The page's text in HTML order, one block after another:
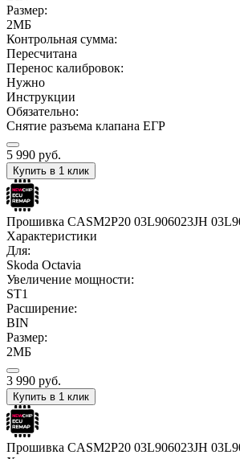
Размер:
2МБ
Контрольная сумма:
Пересчитана
Перенос калибровок:
Нужно
Инструкции
Обязательно:
Снятие разъема клапана ЕГР
5 990 руб.
Купить в 1 клик
Прошивка CASM2P20 03L906023JH
Характеристики
Для:
Skoda Octavia
Увеличение мощности:
ST1
Расширение:
BIN
Размер:
2МБ
3 990 руб.
Купить в 1 клик
Прошивка CASM2P20 03L906023JH